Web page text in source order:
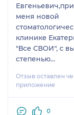
меня новой
клинике
"Все СВОИ", с
степенью
оказал мне
помощь ,как
моего зуба , за
Отзыв оставлен
приложение
0